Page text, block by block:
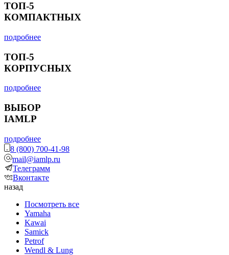
ТОП-5
КОМПАКТНЫХ
подробнее
ТОП-5
КОРПУСНЫХ
подробнее
ВЫБОР
IAMLP
подробнее
8 (800) 700-41-98
mail@iamlp.ru
Телеграмм
Вконтакте
назад
Посмотреть все
Yamaha
Kawai
Samick
Petrof
Wendl & Lung